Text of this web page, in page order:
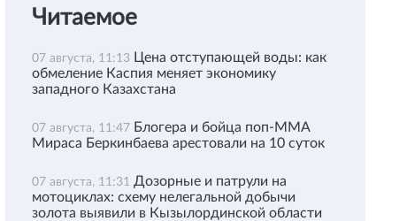
Читаемое
07 августа, 11:13 Цена отступающей воды: как
обмеление Каспия меняет экономику
западного Казахстана
07 августа, 11:47 Блогера и бойца поп-ММА
Мираса Беркинбаева арестовали на 10 суток
07 августа, 11:31 Дозорные и патрули на
мотоциклах: схему нелегальной добычи
золота выявили в Кызылординской области